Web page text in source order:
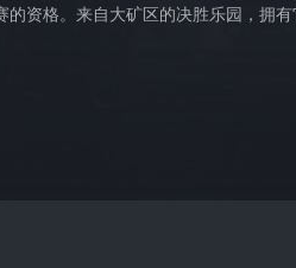
资格。来自大矿区的决胜乐园，拥